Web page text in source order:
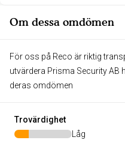
Om dessa omdömen
För oss på Reco är riktig
utvärdera Prisma Security AB
deras omdömen
Trovärdighet
Låg